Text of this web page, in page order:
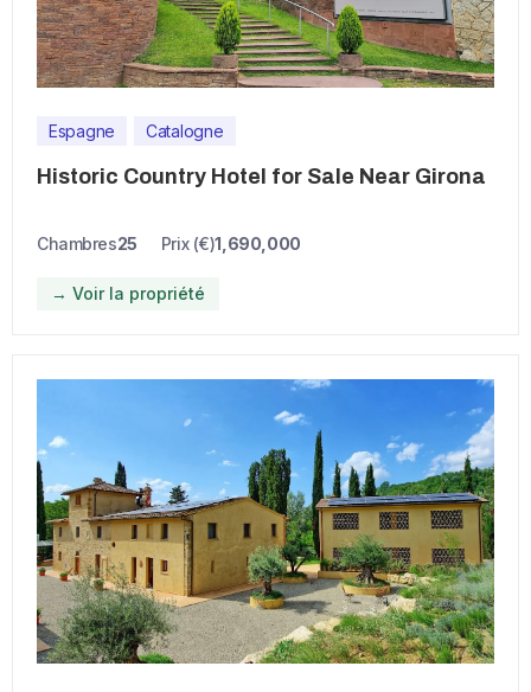
Espagne Catalogne
Historic Country Hotel for Sale Near Girona
Chambres25 Prix (€)1,690,000
→ Voir la propriété